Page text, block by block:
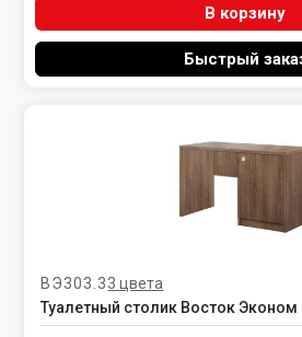
В корзину
Быстрый
ВЭ303.33 цвета
Туалетный столик Восток Эконом